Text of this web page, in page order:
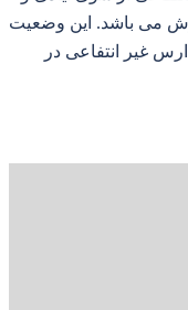
می باشد. این وضعیت
غیر انتفاعی در